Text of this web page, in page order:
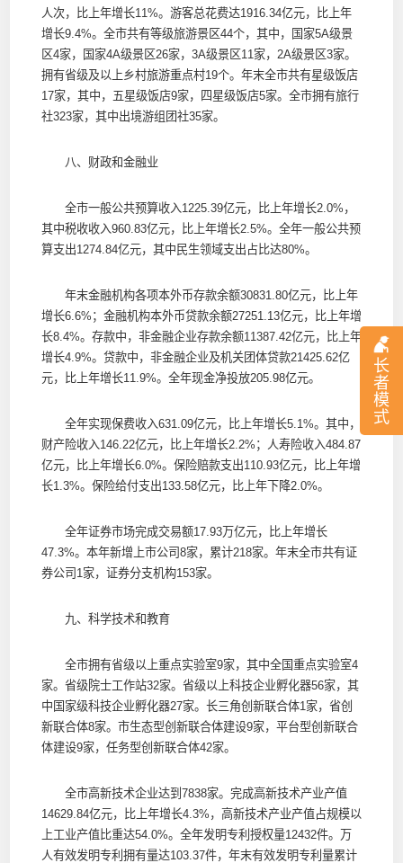
长
者
模
式
人次，比上年增长11%。游客总花费达1916.34亿元，比上年
增长9.4%。全市共有等级旅游景区44个，其中，国家5A级景
区4家，国家4A级景区26家，3A级景区11家，2A级景区3家。
拥有省级及以上乡村旅游重点村19个。年末全市共有星级饭店
17家，其中，五星级饭店9家，四星级饭店5家。全市拥有旅行
社323家，其中出境游组团社35家。
八、财政和金融业
全市一般公共预算收入1225.39亿元，比上年增长2.0%，
其中税收收入960.83亿元，比上年增长2.5%。全年一般公共预
算支出1274.84亿元，其中民生领域支出占比达80%。
年末金融机构各项本外币存款余额30831.80亿元，比上年
增长6.6%；金融机构本外币贷款余额27251.13亿元，比上年增
长8.4%。存款中，非金融企业存款余额11387.42亿元，比上年
增长4.9%。贷款中，非金融企业及机关团体贷款21425.62亿
元，比上年增长11.9%。全年现金净投放205.98亿元。
全年实现保费收入631.09亿元，比上年增长5.1%。其中，
财产险收入146.22亿元，比上年增长2.2%；人寿险收入484.87
亿元，比上年增长6.0%。保险赔款支出110.93亿元，比上年增
长1.3%。保险给付支出133.58亿元，比上年下降2.0%。
全年证券市场完成交易额17.93万亿元，比上年增长
47.3%。本年新增上市公司8家，累计218家。年末全市共有证
券公司1家，证券分支机构153家。
九、科学技术和教育
全市拥有省级以上重点实验室9家，其中全国重点实验室4
家。省级院士工作站32家。省级以上科技企业孵化器56家，其
中国家级科技企业孵化器27家。长三角创新联合体1家，省创
新联合体8家。市生态型创新联合体建设9家，平台型创新联合
体建设9家，任务型创新联合体42家。
全市高新技术企业达到7838家。完成高新技术产业产值
14629.84亿元，比上年增长4.3%，高新技术产业产值占规模以
上工业产值比重达54.0%。全年发明专利授权量12432件。万
人有效发明专利拥有量达103.37件，年末有效发明专利量累计